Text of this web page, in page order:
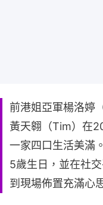
前港姐亞軍楊洛婷
黃天翱（Tim）在
一家四口生活美滿
5歲生日，並在社
到現場佈置充滿心